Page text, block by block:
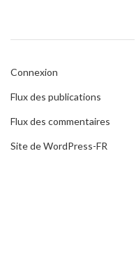
Connexion
Flux des publications
Flux des commentaires
Site de WordPress-FR